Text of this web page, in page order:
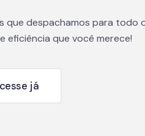
que despachamos para todo
eficiência que você merece!
já